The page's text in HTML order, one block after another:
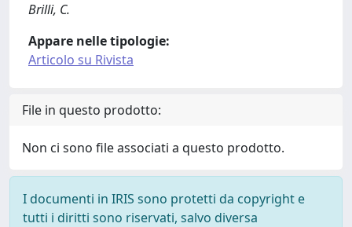
Brilli, C.
Appare nelle tipologie:
Articolo su Rivista
File in questo prodotto:
Non ci sono file associati a questo prodotto.
I documenti in IRIS sono protetti da copyright e
tutti i diritti sono riservati, salvo diversa